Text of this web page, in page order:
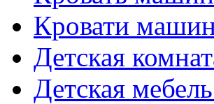
Кровати
Детская
Детская